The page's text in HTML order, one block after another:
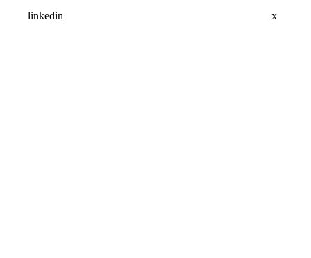
linkedin x